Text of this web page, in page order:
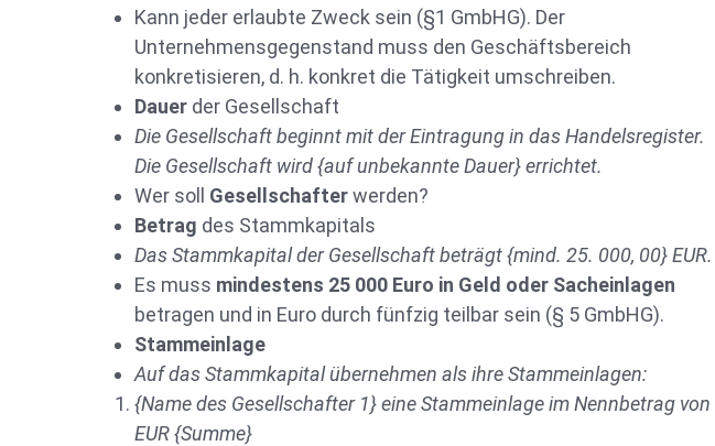
Kann jeder erlaubte Zweck sein (§1 GmbHG). Der
Unternehmensgegenstand muss den Geschäftsbereich
konkretisieren, d. h. konkret die Tätigkeit umschreiben.
Dauer der Gesellschaft
Die Gesellschaft beginnt mit der Eintragung in das Handelsregister.
Die Gesellschaft wird {auf unbekannte Dauer} errichtet.
Wer soll Gesellschafterwerden?
Betrag des Stammkapitals
Das Stammkapital der Gesellschaft beträgt {mind. 25. 000, 00} EUR.
Es muss mindestens 25 000 Euro in Geld oder Sacheinlagen
betragen und in Euro durch fünfzig teilbar sein (§ 5 GmbHG).
Stammeinlage
Auf das Stammkapital übernehmen als ihre Stammeinlagen:
{Name des Gesellschafter 1} eine Stammeinlage im Nennbetrag von
EUR {Summe}